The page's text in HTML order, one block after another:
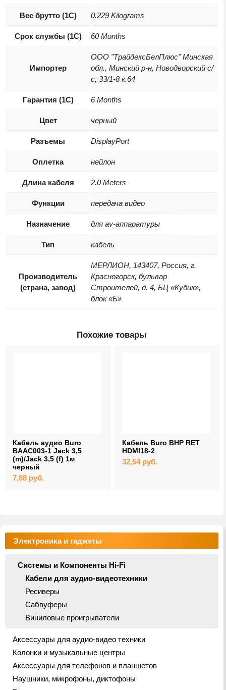
Вес брутто (1С) 0.229 Kilograms
Срок службы (1С) 60 Months
Импортер
ООО "ТрайдексБелПлюс" Минская
обл., Минский р-н, Новодворский с/
с, 33/1-8 к.64
Гарантия (1С) 6 Months
Цвет черный
Разъемы DisplayPort
Оплетка нейлон
Длина кабеля 2.0 Meters
Функции передача видео
Назначение для av-аппаратуры
Тип кабель
Производитель
(страна, завод)
МЕРЛИОН, 143407, Россия, г.
Красногорск, бульвар
Строителей, д. 4, БЦ «Кубик»,
блок «Б»
Похожие товары
Кабель аудио Buro
BAAC003-1 Jack 3,5
(m)/Jack 3,5 (f) 1м
черный
7,88 руб.
Кабель Buro BHP RET
HDMI18-2
32,54 руб.
Электроника и гаджеты
Системы и Компоненты Hi-Fi
Кабели для аудио-видеотехники
Ресиверы
Сабвуферы
Виниловые проигрыватели
Аксессуары для аудио-видео техники
Колонки и музыкальные центры
Аксессуары для телефонов и планшетов
Наушники, микрофоны, диктофоны